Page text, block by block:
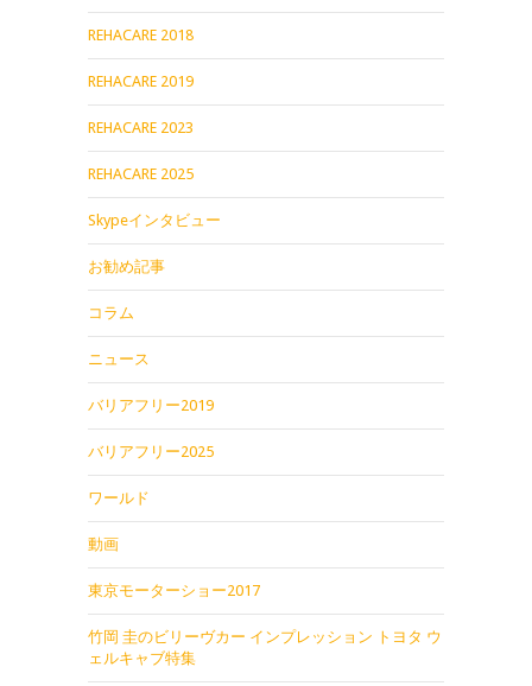
REHACARE 2018
REHACARE 2019
REHACARE 2023
REHACARE 2025
Skypeインタビュー
お勧め記事
コラム
ニュース
バリアフリー2019
バリアフリー2025
ワールド
動画
東京モーターショー2017
竹岡 圭のビリーヴカー インプレッション トヨタ ウ
ェルキャブ特集